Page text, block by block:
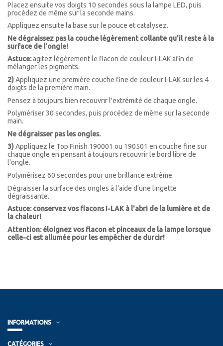
Placez ensuite vos doigts 10 secondes sous la lampe LED, puis
procédez de même sur la seconde mains.
Appliquez ensuite la base sur le pouce et catalysez.
Ne dégraissez pas la couche légèrement collante qu'il reste à la
surface de l'ongle!
Astuce:agitez légèrement le flacon de couleur I-LAK afin de
mélanger les pigments.
2)Appliquez une première couche fine de couleur I-LAK sur les 4
doigts de la première main.
Pensez à toujours bien recouvrir l'extrémité de chaque ongle.
Polymériser 30 secondes, puis procédez de même sur la seconde
main.
Ne dégraisser pas les ongles.
3)Appliquez le Top Finish 190001 ou 190501 en couche fine sur
chaque ongle en pensant à toujours recouvrir le bord libre de
l'ongle.
Polymérisez 60 secondes pour une brillance extrême.
Dégraisser la surface des ongles à l'aide d'une lingette
dégraissante.
Astuce: conservez vos flacons I-LAK à l'abri de la lumière et de
la chaleur!
Attention: éloignez vos flacon et pinceaux de la lampe lorsque
celle-ci est allumée pour les empêcher de durcir!
INFORMATIONS
CATÉGORIES